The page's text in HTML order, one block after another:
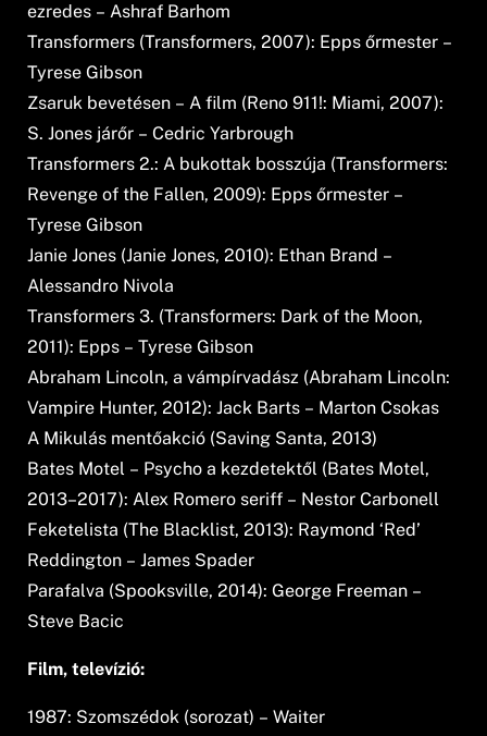
ezredes – Ashraf Barhom
Transformers (Transformers, 2007): Epps őrmester –
Tyrese Gibson
Zsaruk bevetésen – A film (Reno 911!: Miami, 2007):
S. Jones járőr – Cedric Yarbrough
Transformers 2.: A bukottak bosszúja (Transformers:
Revenge of the Fallen, 2009): Epps őrmester –
Tyrese Gibson
Janie Jones (Janie Jones, 2010): Ethan Brand –
Alessandro Nivola
Transformers 3. (Transformers: Dark of the Moon,
2011): Epps – Tyrese Gibson
Abraham Lincoln, a vámpírvadász (Abraham Lincoln:
Vampire Hunter, 2012): Jack Barts – Marton Csokas
A Mikulás mentőakció (Saving Santa, 2013)
Bates Motel – Psycho a kezdetektől (Bates Motel,
2013–2017): Alex Romero seriff – Nestor Carbonell
Feketelista (The Blacklist, 2013): Raymond ‘Red’
Reddington – James Spader
Parafalva (Spooksville, 2014): George Freeman –
Steve Bacic
Film, televízió:
1987: Szomszédok (sorozat) – Waiter